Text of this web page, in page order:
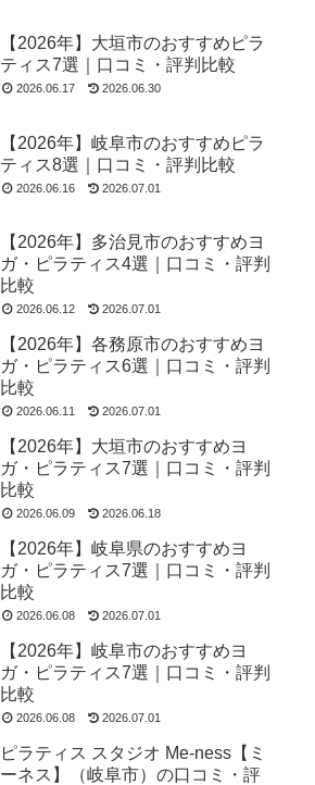
【2026年】大垣市のおすすめピラ
ティス7選｜口コミ・評判比較
2026.06.17 2026.06.30
【2026年】岐阜市のおすすめピラ
ティス8選｜口コミ・評判比較
2026.06.16 2026.07.01
【2026年】多治見市のおすすめヨ
ガ・ピラティス4選｜口コミ・評判
比較
2026.06.12 2026.07.01
【2026年】各務原市のおすすめヨ
ガ・ピラティス6選｜口コミ・評判
比較
2026.06.11 2026.07.01
【2026年】大垣市のおすすめヨ
ガ・ピラティス7選｜口コミ・評判
比較
2026.06.09 2026.06.18
【2026年】岐阜県のおすすめヨ
ガ・ピラティス7選｜口コミ・評判
比較
2026.06.08 2026.07.01
【2026年】岐阜市のおすすめヨ
ガ・ピラティス7選｜口コミ・評判
比較
2026.06.08 2026.07.01
ピラティス スタジオ Me-ness【ミ
ーネス】（岐阜市）の口コミ・評